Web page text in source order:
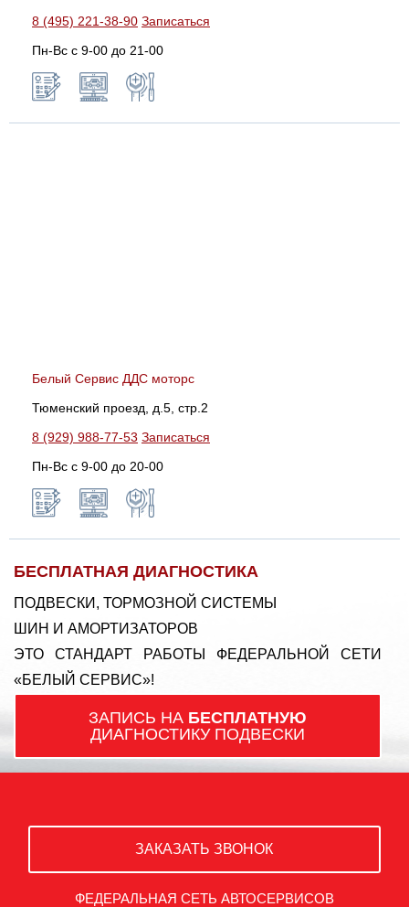
8 (495) 221-38-90 Записаться
Пн-Вс с 9-00 до 21-00
Белый Сервис ДДС моторс
Тюменский проезд, д.5, стр.2
8 (929) 988-77-53 Записаться
Пн-Вс c 9-00 до 20-00
БЕСПЛАТНАЯ ДИАГНОСТИКА
ПОДВЕСКИ, ТОРМОЗНОЙ СИСТЕМЫ
ШИН И АМОРТИЗАТОРОВ
ЭТО СТАНДАРТ РАБОТЫ ФЕДЕРАЛЬНОЙ СЕТИ
«БЕЛЫЙ СЕРВИС»!
ЗАПИСЬ НА БЕСПЛАТНУЮ
ДИАГНОСТИКУ ПОДВЕСКИ
ЗАКАЗАТЬ ЗВОНОК
ФЕДЕРАЛЬНАЯ СЕТЬ АВТОСЕРВИСОВ